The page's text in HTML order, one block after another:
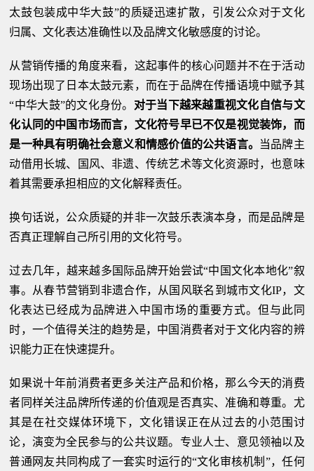
太鼓包装成中华大鼓”的质疑迅速扩散，引发公众对于文化
归属、文化表达准确性以及品牌文化敏感度的讨论。
从营销传播的角度来看，这起事件的核心问题并不在于活动
现场出现了日本太鼓元素，而在于品牌在传播语境中赋予其
“中华大鼓”的文化身份。 对于当下越来越重视文化自信与文
化认同的中国市场而言，文化符号早已不仅是视觉装饰，而
是一种具有明确社会意义和情感价值的公共语言。
当品牌主
动借用长城、国风、非遗、传统艺术等文化资源时，也意味
着其需要承担相应的文化解释责任。
换句话说，公众质疑的并非一次鼓乐表演本身，而是品牌是
否真正理解自己所引用的文化符号。
过去几年，越来越多国际品牌开始尝试“中国文化本地化”叙
事。从春节营销到非遗合作，从国风联名到城市文化IP，文
化表达已经成为品牌进入中国市场的重要方式。但与此同
时，一个值得关注的趋势是，中国消费者对于文化内容的辨
识能力正在快速提升。
如果说十年前消费者更多关注产品和价格，那么今天的消费
者同样关注品牌所传递的价值观是否真实、准确和尊重。尤
其是在社交媒体环境下，文化错误正在从过去的小范围讨
论，演变为全民参与的公共议题。专业人士、意见领袖以及
普通网友共同构成了一套实时运行的“文化审核机制”，任何